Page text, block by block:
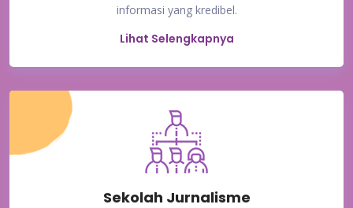
informasi yang kredibel.
Lihat Selengkapnya
Sekolah Jurnalisme